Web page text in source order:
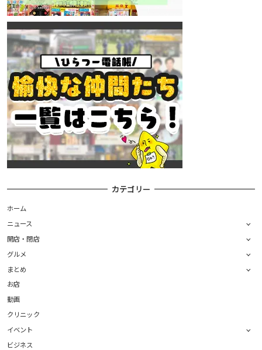
カテゴリー
ホーム
ニュース
開店・閉店
グルメ
まとめ
お店
動画
クリニック
イベント
ビジネス